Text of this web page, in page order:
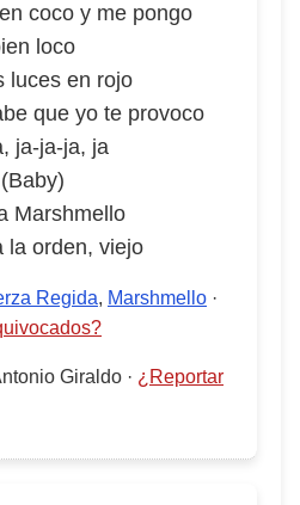
coco y me pongo
loco
luces en rojo
que yo te provoco
ja-ja-ja, ja
(Baby)
Marshmello
la orden, viejo
Regida, Marshmello ·
Giraldo · ¿Reportar